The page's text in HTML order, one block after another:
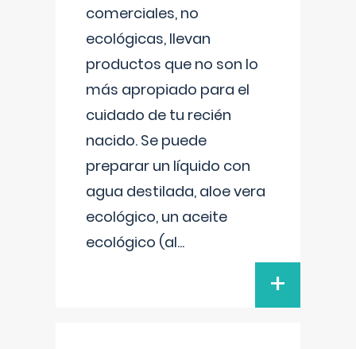
comerciales, no
ecológicas, llevan
productos que no son lo
más apropiado para el
cuidado de tu recién
nacido. Se puede
preparar un líquido con
agua destilada, aloe vera
ecológico, un aceite
ecológico (al...
+